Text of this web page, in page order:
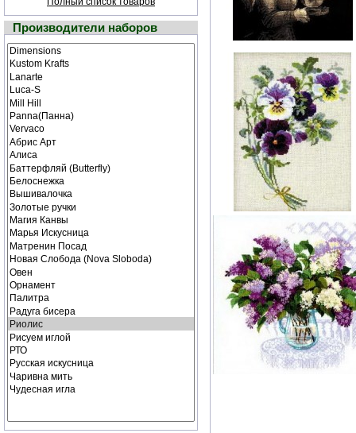
Производители наборов